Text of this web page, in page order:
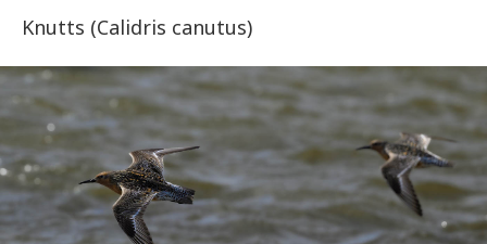
Knutts (Calidris canutus)